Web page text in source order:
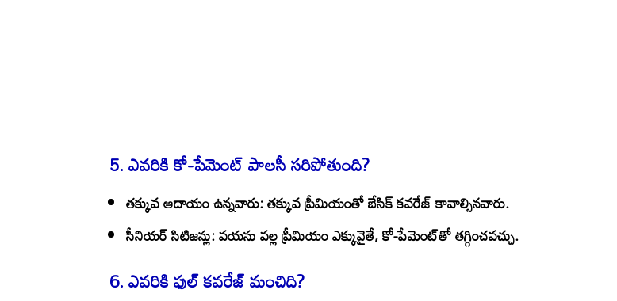
5.ఎవరికి కో-పేమెంట్ పాలసీ సరిపోతుంది?
తక్కువ ఆదాయం ఉన్నవారు:తక్కువ ప్రీమియంతో బేసిక్ కవరేజ్ కావాల్సినవారు.
సీనియర్ సిటిజన్లు:వయసు వల్ల ప్రీమియం ఎక్కువైతే, కో-పేమెంట్‌తో తగ్గించవచ్చు.
6.ఎవరికి ఫుల్ కవరేజ్ మంచిది?